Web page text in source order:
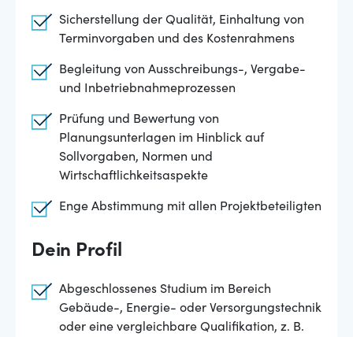
Sicherstellung der Qualität, Einhaltung von
Terminvorgaben und des Kostenrahmens
Begleitung von Ausschreibungs-, Vergabe-
und Inbetriebnahmeprozessen
Prüfung und Bewertung von
Planungsunterlagen im Hinblick auf
Sollvorgaben, Normen und
Wirtschaftlichkeitsaspekte
Enge Abstimmung mit allen Projektbeteiligten
Dein Profil
Abgeschlossenes Studium im Bereich
Gebäude-, Energie- oder Versorgungstechnik
oder eine vergleichbare Qualifikation, z. B.